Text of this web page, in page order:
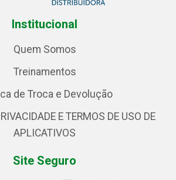
Institucional
Quem Somos
Treinamentos
de Troca e Devolução
E TERMOS DE USO DE
APLICATIVOS
Site Seguro